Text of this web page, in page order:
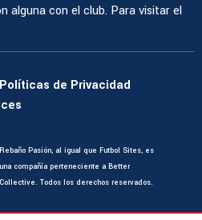
alguna con el club. Para visitar el
Políticas de Privacidad
Rebaño Pasión, al igual que Futbol Sites, es
una compañía perteneciente a Better
Collective. Todos los derechos reservados.